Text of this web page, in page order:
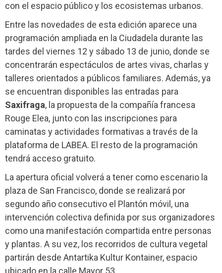
con el espacio público y los ecosistemas urbanos.
Entre las novedades de esta edición aparece una
programación ampliada en la Ciudadela durante las
tardes del viernes 12 y sábado 13 de junio, donde se
concentrarán espectáculos de artes vivas, charlas y
talleres orientados a públicos familiares. Además, ya
se encuentran disponibles las entradas para
Saxifraga, la propuesta de la compañía francesa
Rouge Elea, junto con las inscripciones para
caminatas y actividades formativas a través de la
plataforma de LABEA. El resto de la programación
tendrá acceso gratuito.
La apertura oficial volverá a tener como escenario la
plaza de San Francisco, donde se realizará por
segundo año consecutivo el Plantón móvil, una
intervención colectiva definida por sus organizadores
como una manifestación compartida entre personas
y plantas. A su vez, los recorridos de cultura vegetal
partirán desde Antartika Kultur Kontainer, espacio
ubicado en la calle Mayor 53.